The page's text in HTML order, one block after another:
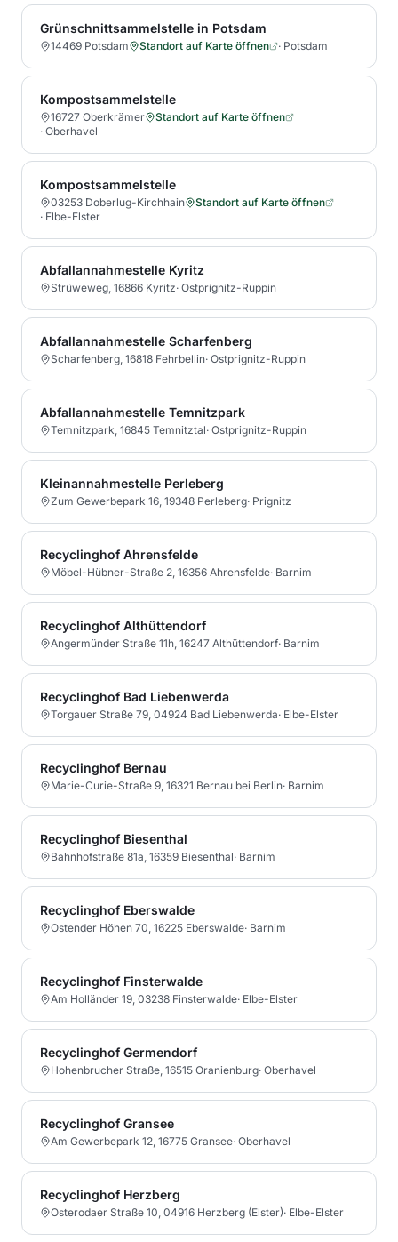
Grünschnittsammelstelle in Potsdam
14469 Potsdam Standort auf Karte öffnen · Potsdam
Kompostsammelstelle
16727 Oberkrämer
Standort auf Karte öffnen
· Oberhavel
Kompostsammelstelle
03253 Doberlug-Kirchhain
Standort auf Karte öffnen
· Elbe-Elster
Abfallannahmestelle Kyritz
Strüweweg, 16866 Kyritz· Ostprignitz-Ruppin
Abfallannahmestelle Scharfenberg
Scharfenberg, 16818 Fehrbellin· Ostprignitz-Ruppin
Abfallannahmestelle Temnitzpark
Temnitzpark, 16845 Temnitztal· Ostprignitz-Ruppin
Kleinannahmestelle Perleberg
Zum Gewerbepark 16, 19348 Perleberg· Prignitz
Recyclinghof Ahrensfelde
Möbel-Hübner-Straße 2, 16356 Ahrensfelde· Barnim
Recyclinghof Althüttendorf
Angermünder Straße 11h, 16247 Althüttendorf· Barnim
Recyclinghof Bad Liebenwerda
Torgauer Straße 79, 04924 Bad Liebenwerda· Elbe-Elster
Recyclinghof Bernau
Marie-Curie-Straße 9, 16321 Bernau bei Berlin· Barnim
Recyclinghof Biesenthal
Bahnhofstraße 81a, 16359 Biesenthal· Barnim
Recyclinghof Eberswalde
Ostender Höhen 70, 16225 Eberswalde· Barnim
Recyclinghof Finsterwalde
Am Holländer 19, 03238 Finsterwalde· Elbe-Elster
Recyclinghof Germendorf
Hohenbrucher Straße, 16515 Oranienburg· Oberhavel
Recyclinghof Gransee
Am Gewerbepark 12, 16775 Gransee· Oberhavel
Recyclinghof Herzberg
Osterodaer Straße 10, 04916 Herzberg (Elster)· Elbe-Elster